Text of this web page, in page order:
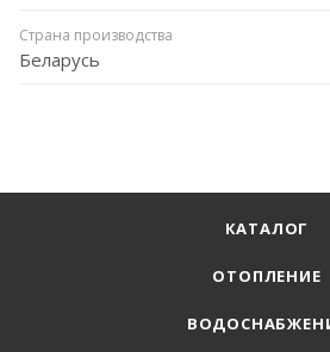
Страна производства
Беларусь
КАТАЛОГ
ОТОПЛЕНИЕ